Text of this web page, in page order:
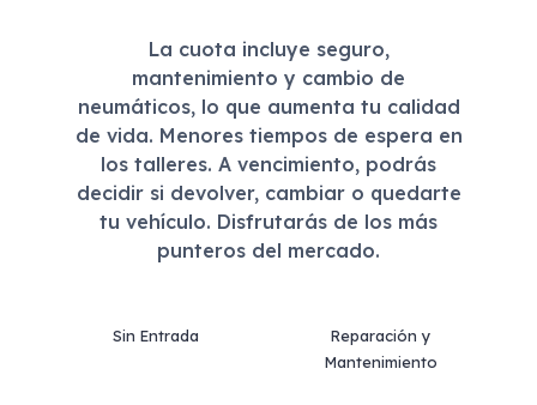
La cuota incluye seguro,
mantenimiento y cambio de
neumáticos, lo que aumenta tu calidad
de vida. Menores tiempos de espera en
los talleres. A vencimiento, podrás
decidir si devolver, cambiar o quedarte
tu vehículo. Disfrutarás de los más
punteros del mercado.
Sin Entrada
Reparación y
Mantenimiento